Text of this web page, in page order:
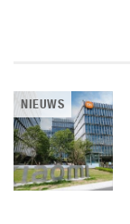
NIEUWS